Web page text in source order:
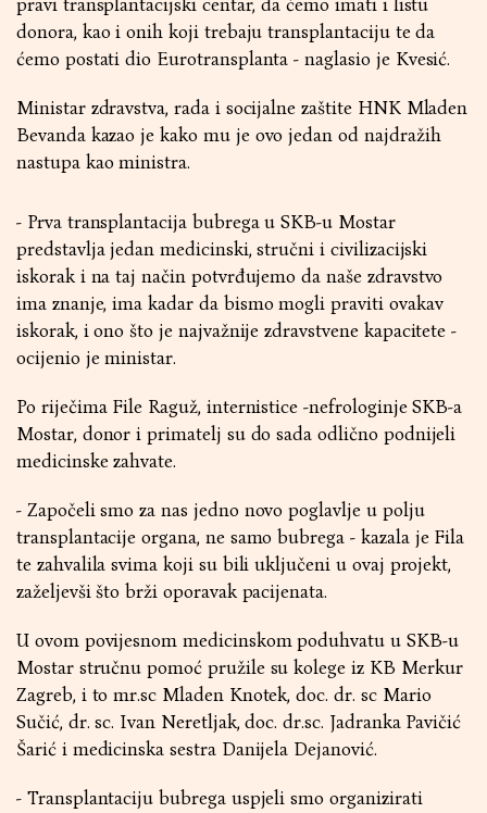
pravi transplantacijski centar, da ćemo imati i listu
donora, kao i onih koji trebaju transplantaciju te da
ćemo postati dio Eurotransplanta - naglasio je Kvesić.
Ministar zdravstva, rada i socijalne zaštite HNK Mladen
Bevanda kazao je kako mu je ovo jedan od najdražih
nastupa kao ministra.
- Prva transplantacija bubrega u SKB-u Mostar
predstavlja jedan medicinski, stručni i civilizacijski
iskorak i na taj način potvrđujemo da naše zdravstvo
ima znanje, ima kadar da bismo mogli praviti ovakav
iskorak, i ono što je najvažnije zdravstvene kapacitete -
ocijenio je ministar.
Po riječima File Raguž, internistice -nefrologinje SKB-a
Mostar, donor i primatelj su do sada odlično podnijeli
medicinske zahvate.
- Započeli smo za nas jedno novo poglavlje u polju
transplantacije organa, ne samo bubrega - kazala je Fila
te zahvalila svima koji su bili uključeni u ovaj projekt,
zaželjevši što brži oporavak pacijenata.
U ovom povijesnom medicinskom poduhvatu u SKB-u
Mostar stručnu pomoć pružile su kolege iz KB Merkur
Zagreb, i to mr.sc Mladen Knotek, doc. dr. sc Mario
Sučić, dr. sc. Ivan Neretljak, doc. dr.sc. Jadranka Pavičić
Šarić i medicinska sestra Danijela Dejanović.
- Transplantaciju bubrega uspjeli smo organizirati